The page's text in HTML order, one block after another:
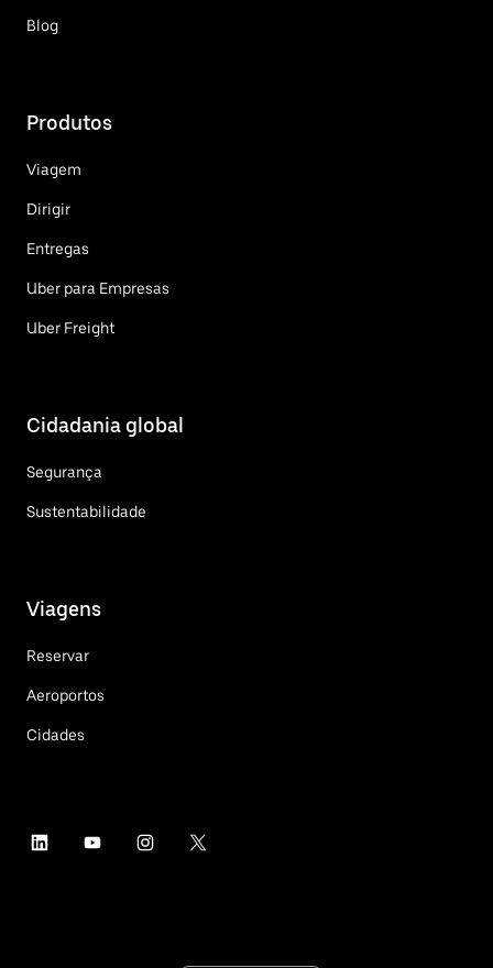
Blog
Produtos
Viagem
Dirigir
Entregas
Uber para Empresas
Uber Freight
Cidadania global
Segurança
Sustentabilidade
Viagens
Reservar
Aeroportos
Cidades